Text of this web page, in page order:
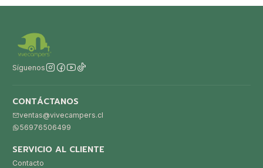
Síguenos
CONTÁCTANOS
ventas@vivecampers.cl
56976506499
SERVICIO AL CLIENTE
Contacto